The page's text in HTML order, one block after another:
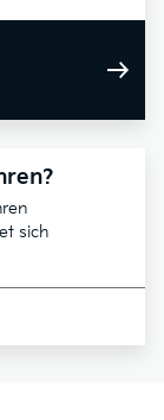
sich